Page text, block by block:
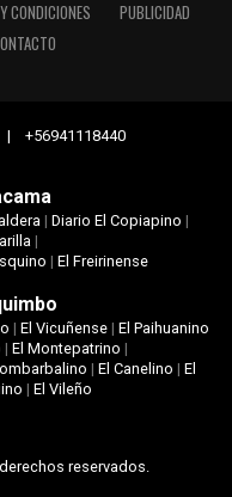
CONDICIONES
PUBLICIDAD
| +56941118440
| Diario El Copiapino |
|
| El Freirinense
| El Vicuñense| El Paihuanino
| El Montepatrino |
|El Canelino |El
| El Vileño
reservados.